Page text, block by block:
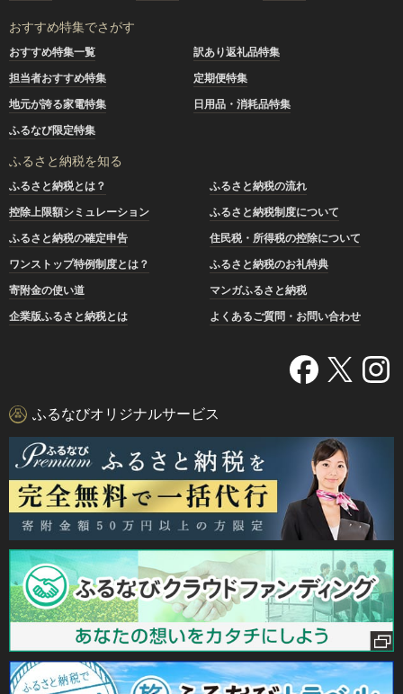
おすすめ特集でさがす
おすすめ特集一覧
訳あり返礼品特集
担当者おすすめ特集
定期便特集
地元が誇る家電特集
日用品・消耗品特集
ふるなび限定特集
ふるさと納税を知る
ふるさと納税とは？
ふるさと納税の流れ
控除上限額シミュレーション
ふるさと納税制度について
ふるさと納税の確定申告
住民税・所得税の控除について
ワンストップ特例制度とは？
ふるさと納税のお礼特典
寄附金の使い道
マンガふるさと納税
企業版ふるさと納税とは
よくあるご質問・お問い合わせ
ふるなびオリジナルサービス